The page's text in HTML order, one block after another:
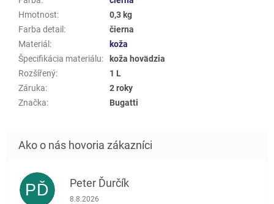
Hmotnost:
0,3 kg
Farba detail :
čierna
Materiál :
koža
Špecifikácia materiálu:
koža hovädzia
Rozšířený:
1 L
Záruka:
2 roky
Značka: Bugatti
PĎ Peter Ďurčík
Hodnotenie obchodu je 5 z 5 hviezdičiek.
8.8.2026